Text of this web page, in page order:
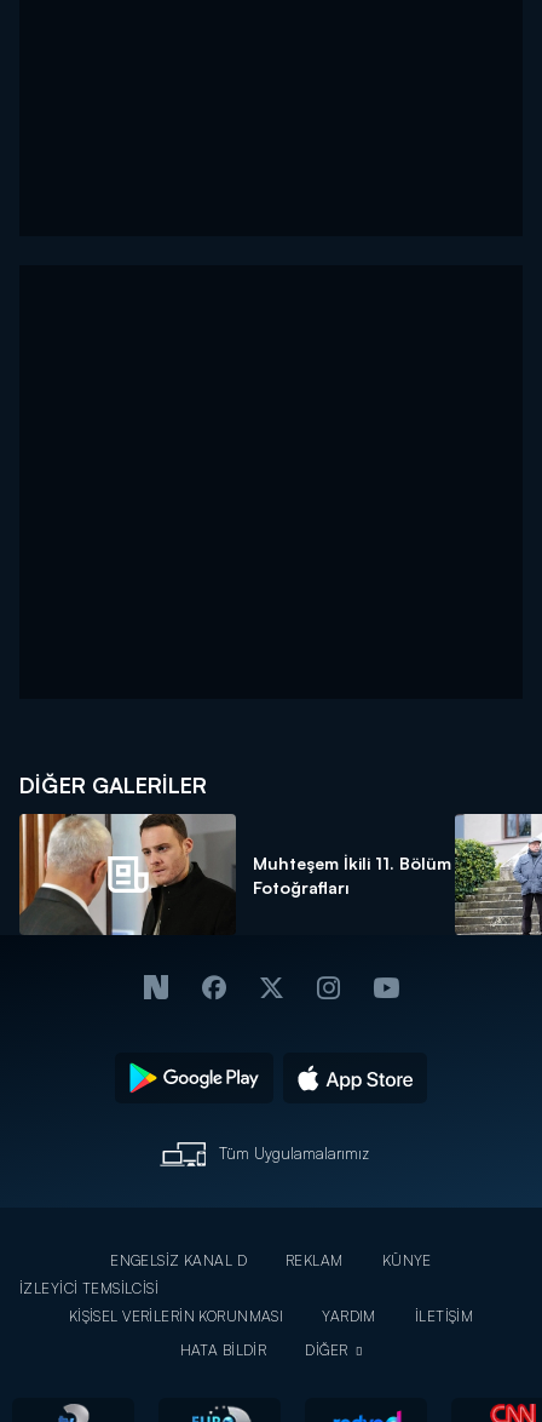
DİĞER GALERİLER
Muhteşem İkili 11. Bölüm
Fotoğrafları
Tüm Uygulamalarımız
ENGELSİZ KANAL D REKLAM
KÜNYE
İZLEYİCİ TEMSİLCİSİ
KİŞİSEL VERİLERİN KORUNMASI
YARDIM
İLETİŞİM
HATA BİLDİR
DİĞER